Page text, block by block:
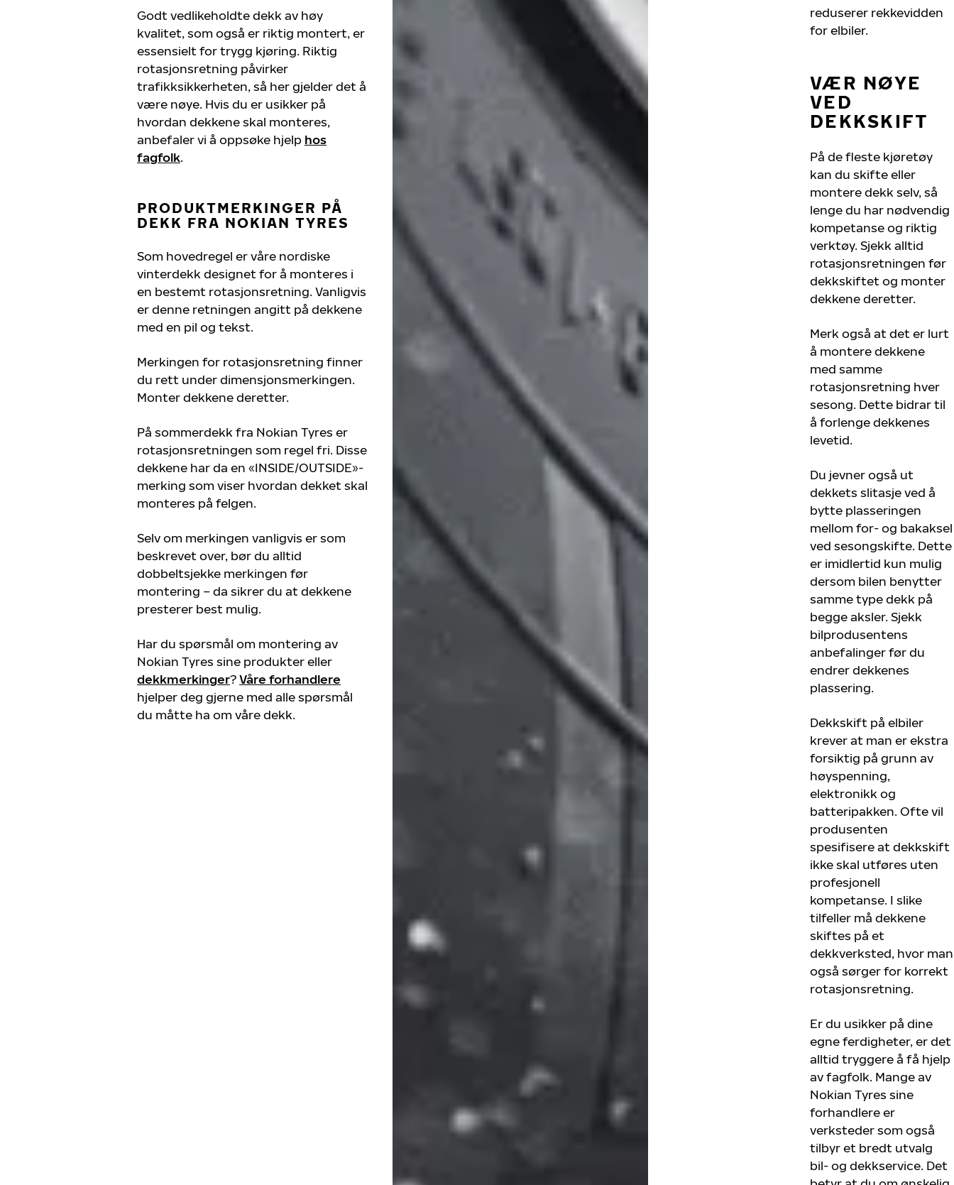
Godt vedlikeholdte dekk av høy
kvalitet, som også er riktig montert, er
essensielt for trygg kjøring. Riktig
rotasjonsretning påvirker
trafikksikkerheten, så her gjelder det å
være nøye. Hvis du er usikker på
hvordan dekkene skal monteres,
anbefaler vi å oppsøke hjelp hos
fagfolk.
PRODUKTMERKINGER PÅ
DEKK FRA NOKIAN TYRES
Som hovedregel er våre nordiske
vinterdekk designet for å monteres i
en bestemt rotasjonsretning. Vanligvis
er denne retningen angitt på dekkene
med en pil og tekst.
Merkingen for rotasjonsretning finner
du rett under dimensjonsmerkingen.
Monter dekkene deretter.
På sommerdekk fra Nokian Tyres er
rotasjonsretningen som regel fri. Disse
dekkene har da en «INSIDE/OUTSIDE»-
merking som viser hvordan dekket skal
monteres på felgen.
Selv om merkingen vanligvis er som
beskrevet over, bør du alltid
dobbeltsjekke merkingen før
montering – da sikrer du at dekkene
presterer best mulig.
Har du spørsmål om montering av
Nokian Tyres sine produkter eller
dekkmerkinger?Våre forhandlere
hjelper deg gjerne med alle spørsmål
du måtte ha om våre dekk.
reduserer rekkevidden
for elbiler.
VÆR NØYE
VED
DEKKSKIFT
På de fleste kjøretøy
kan du skifte eller
montere dekk selv, så
lenge du har nødvendig
kompetanse og riktig
verktøy. Sjekk alltid
rotasjonsretningen før
dekkskiftet og monter
dekkene deretter.
Merk også at det er lurt
å montere dekkene
med samme
rotasjonsretning hver
sesong. Dette bidrar til
å forlenge dekkenes
levetid.
Du jevner også ut
dekkets slitasje ved å
bytte plasseringen
mellom for- og bakaksel
ved sesongskifte. Dette
er imidlertid kun mulig
dersom bilen benytter
samme type dekk på
begge aksler. Sjekk
bilprodusentens
anbefalinger før du
endrer dekkenes
plassering.
Dekkskift på elbiler
krever at man er ekstra
forsiktig på grunn av
høyspenning,
elektronikk og
batteripakken. Ofte vil
produsenten
spesifisere at dekkskift
ikke skal utføres uten
profesjonell
kompetanse. I slike
tilfeller må dekkene
skiftes på et
dekkverksted, hvor man
også sørger for korrekt
rotasjonsretning.
Er du usikker på dine
egne ferdigheter, er det
alltid tryggere å få hjelp
av fagfolk. Mange av
Nokian Tyres sine
forhandlere er
verksteder som også
tilbyr et bredt utvalg
bil- og dekkservice. Det